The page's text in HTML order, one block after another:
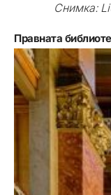
Снимка:
Правната